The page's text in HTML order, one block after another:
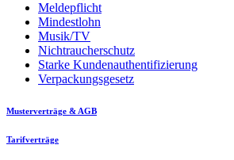
Meldepflicht
Mindestlohn
Musik/TV
Nichtraucherschutz
Starke Kundenauthentifizierung
Verpackungsgesetz
Musterverträge & AGB
Tarifverträge